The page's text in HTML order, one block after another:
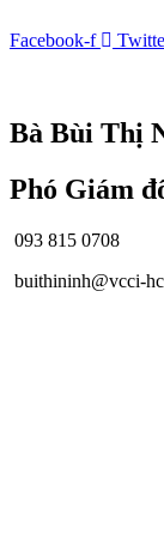
Facebook-f
Bà Bùi Thị
Phó Giám
093 815 0708
buithininh@vcci-